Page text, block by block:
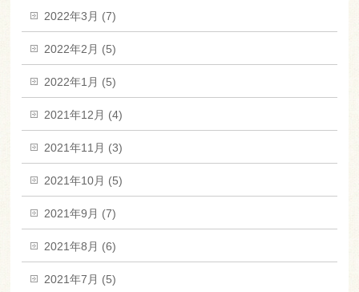
2022年3月 (7)
2022年2月 (5)
2022年1月 (5)
2021年12月 (4)
2021年11月 (3)
2021年10月 (5)
2021年9月 (7)
2021年8月 (6)
2021年7月 (5)